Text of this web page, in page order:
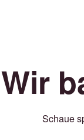
Wir
Schaue